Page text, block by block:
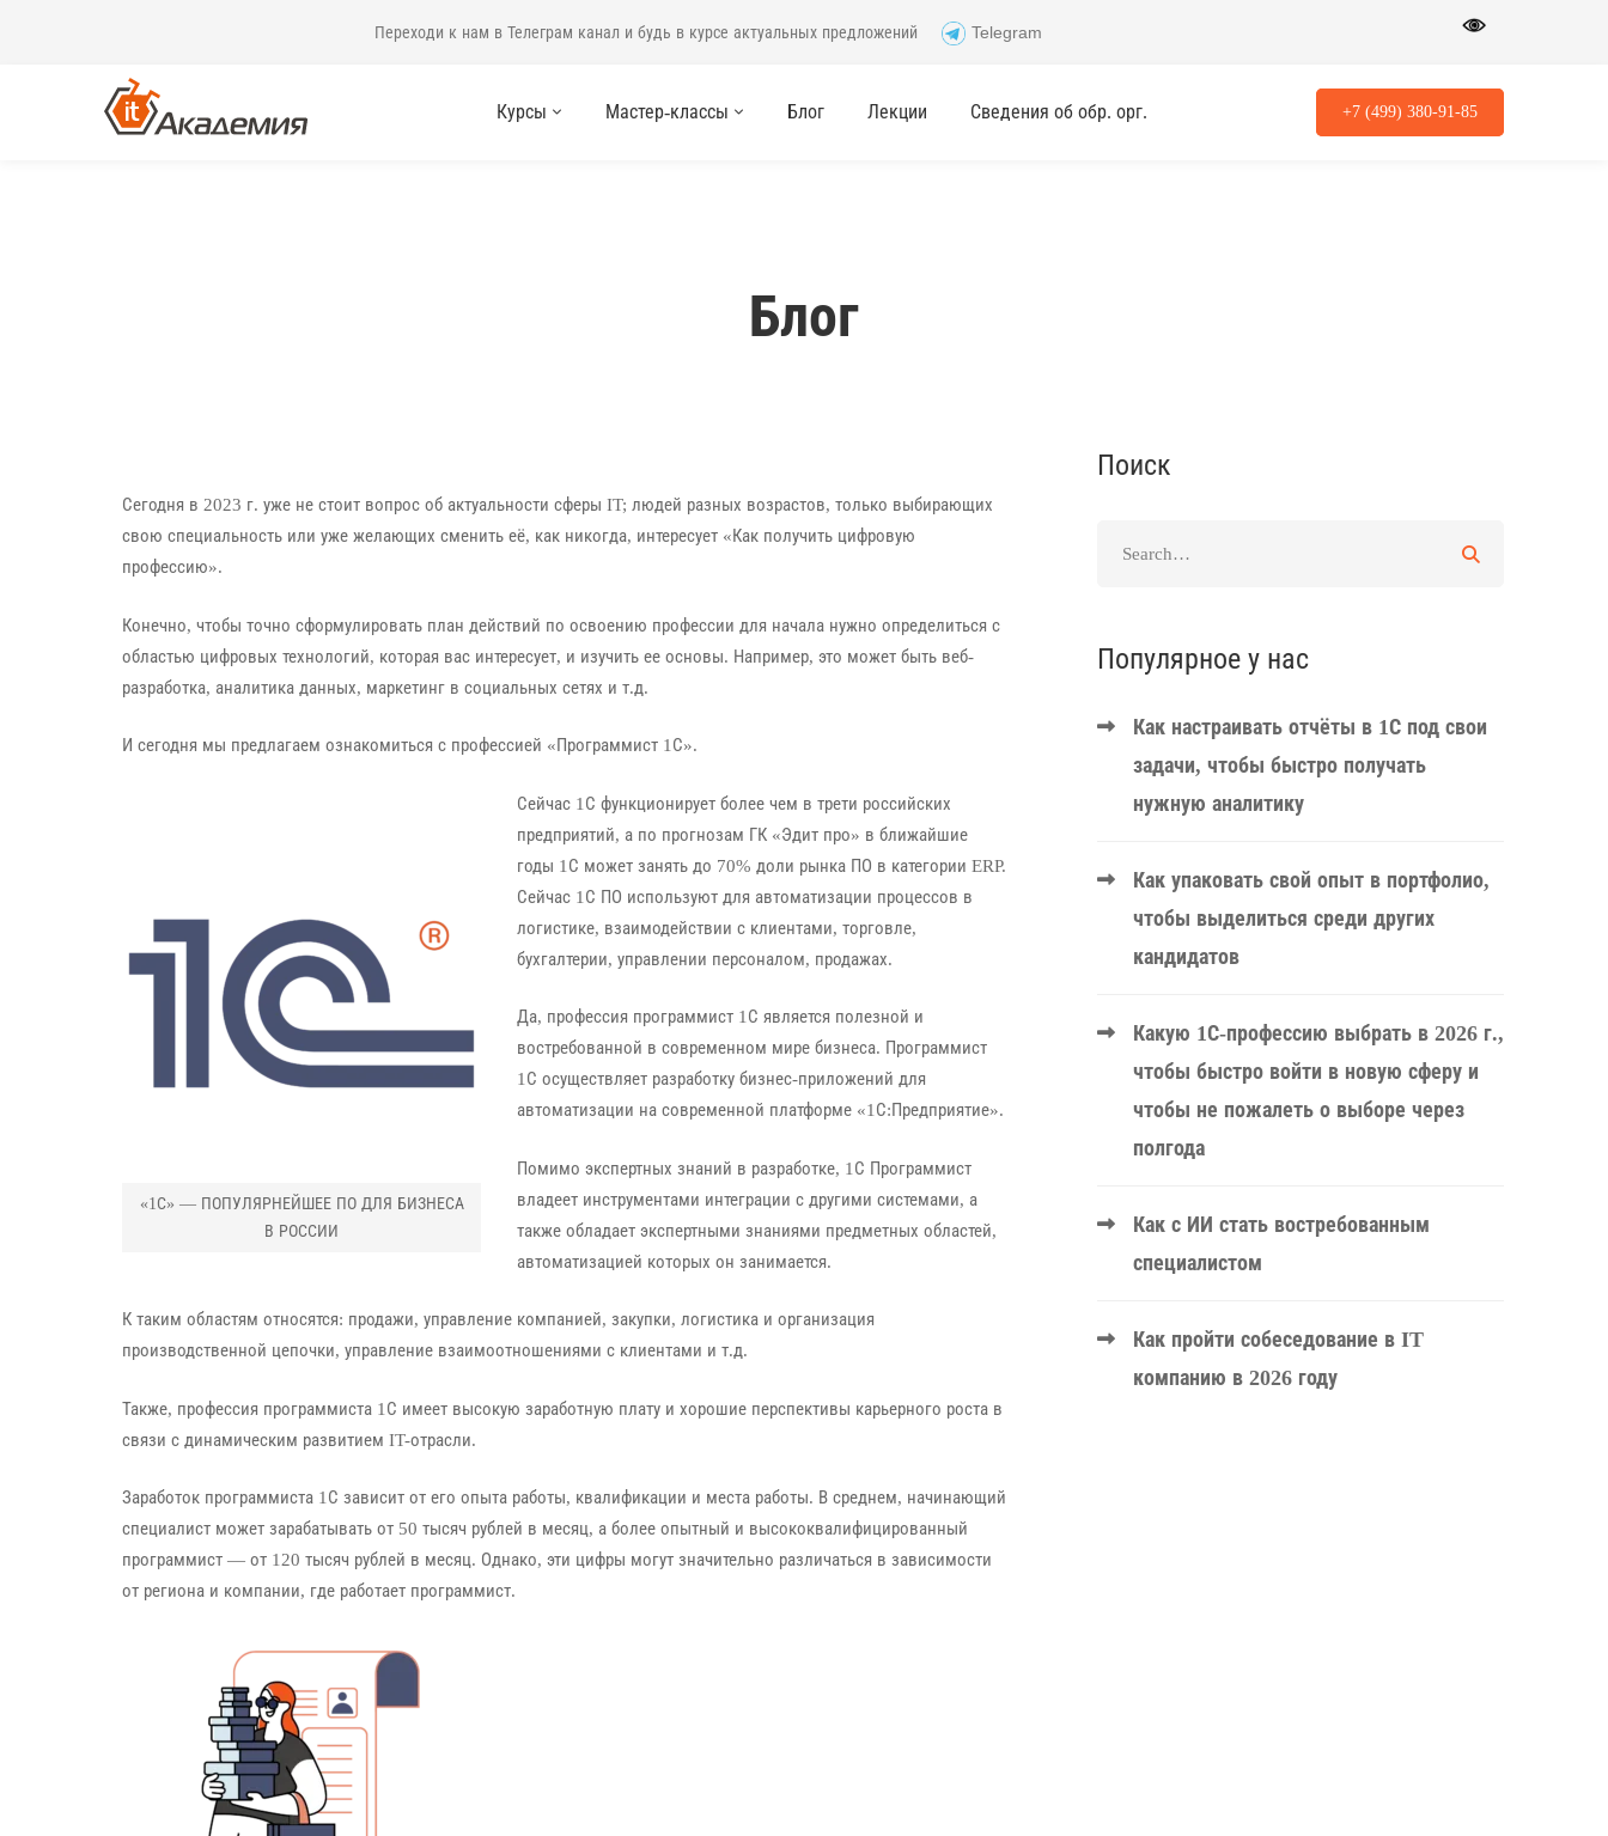
Переходи к нам в Телеграм канал и будь в курсе актуальных предложений Telegram
Курсы Мастер-классы Блог Лекции Сведения об обр. орг. +7 (499) 380-91-85
Блог
Сегодня в 2023 г. уже не стоит вопрос об актуальности сферы IT; людей разных возрастов, только выбирающих
свою специальность или уже желающих сменить её, как никогда, интересует «Как получить цифровую
профессию».
Конечно, чтобы точно сформулировать план действий по освоению профессии для начала нужно определиться с
областью цифровых технологий, которая вас интересует, и изучить ее основы. Например, это может быть веб-
разработка, аналитика данных, маркетинг в социальных сетях и т.д.
И сегодня мы предлагаем ознакомиться с профессией «Программист 1С».
«1С» — ПОПУЛЯРНЕЙШЕЕ ПО ДЛЯ БИЗНЕСА
В РОССИИ​
Сейчас 1С функционирует более чем в трети российских
предприятий, а по прогнозам ГК «Эдит про» в ближайшие
годы 1С может занять до 70% доли рынка ПО в категории ERP.
Сейчас 1С ПО используют для автоматизации процессов в
логистике, взаимодействии с клиентами, торговле,
бухгалтерии, управлении персоналом, продажах.
Да, профессия программист 1С является полезной и
востребованной в современном мире бизнеса. Программист
1С осуществляет разработку бизнес-приложений для
автоматизации на современной платформе «1С:Предприятие».
Помимо экспертных знаний в разработке, 1С Программист
владеет инструментами интеграции с другими системами, а
также обладает экспертными знаниями предметных областей,
автоматизацией которых он занимается.
К таким областям относятся: продажи, управление компанией, закупки, логистика и организация
производственной цепочки, управление взаимоотношениями с клиентами и т.д.
Также, профессия программиста 1С имеет высокую заработную плату и хорошие перспективы карьерного роста в
связи с динамическим развитием IT-отрасли.
Заработок программиста 1С зависит от его опыта работы, квалификации и места работы. В среднем, начинающий
специалист может зарабатывать от 50 тысяч рублей в месяц, а более опытный и высококвалифицированный
программист — от 120 тысяч рублей в месяц. Однако, эти цифры могут значительно различаться в зависимости
от региона и компании, где работает программист.
Поиск
Популярное у нас
Как настраивать отчёты в 1С под свои
задачи, чтобы быстро получать
нужную аналитику
Как упаковать свой опыт в портфолио,
чтобы выделиться среди других
кандидатов
Какую 1С-профессию выбрать в 2026 г.,
чтобы быстро войти в новую сферу и
чтобы не пожалеть о выборе через
полгода
Как с ИИ стать востребованным
специалистом
Как пройти собеседование в IT
компанию в 2026 году